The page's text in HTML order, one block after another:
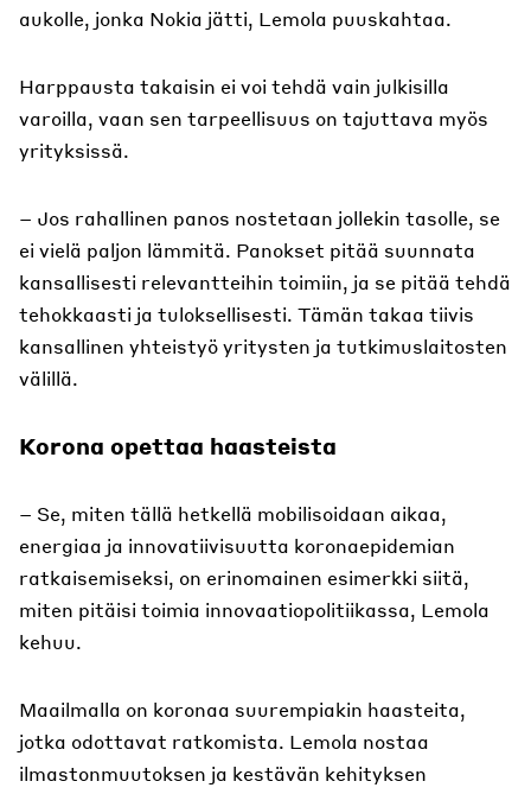
aukolle, jonka Nokia jätti, Lemola puuskahtaa.
Harppausta takaisin ei voi tehdä vain julkisilla
varoilla, vaan sen tarpeellisuus on tajuttava myös
yrityksissä.
– Jos rahallinen panos nostetaan jollekin tasolle, se
ei vielä paljon lämmitä. Panokset pitää suunnata
kansallisesti relevantteihin toimiin, ja se pitää tehdä
tehokkaasti ja tuloksellisesti. Tämän takaa tiivis
kansallinen yhteistyö yritysten ja tutkimuslaitosten
välillä.
Korona opettaa haasteista
– Se, miten tällä hetkellä mobilisoidaan aikaa,
energiaa ja innovatiivisuutta koronaepidemian
ratkaisemiseksi, on erinomainen esimerkki siitä,
miten pitäisi toimia innovaatiopolitiikassa, Lemola
kehuu.
Maailmalla on koronaa suurempiakin haasteita,
jotka odottavat ratkomista. Lemola nostaa
ilmastonmuutoksen ja kestävän kehityksen